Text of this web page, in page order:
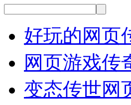
好玩的网页
网页游戏传
变态传世网